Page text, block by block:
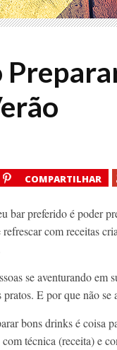
COMPARTILHAR
bar preferido é poder
com receitas
se aventurando em
E por que não
bons drinks é coisa
técnica (receita) e